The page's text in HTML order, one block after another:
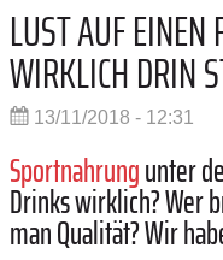
LUST AUF EINEN
WIRKLICH DRIN
13/11/2018 - 12:31
Sportnahrungunter
Drinks wirklich? Wer
man Qualität? Wir